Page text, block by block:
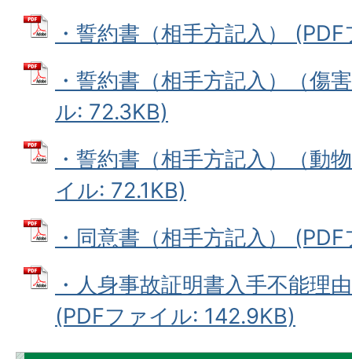
・誓約書（相手方記入）
・誓約書（相手方記入）（傷
ル: 72.3KB)
・誓約書（相手方記入）（動
イル: 72.1KB)
・同意書（相手方記入）
・人身事故証明書入手不能理
(PDFファイル: 142.9KB)